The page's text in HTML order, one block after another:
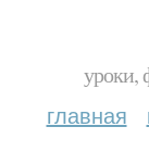
уроки,
главная